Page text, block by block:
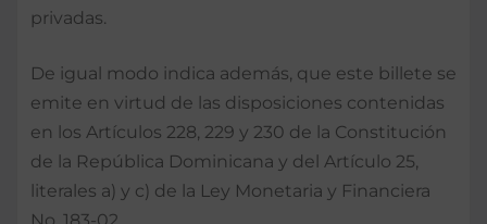
privadas.
De igual modo indica además, que este billete se
emite en virtud de las disposiciones contenidas
en los Artículos 228, 229 y 230 de la Constitución
de la República Dominicana y del Artículo 25,
literales a) y c) de la Ley Monetaria y Financiera